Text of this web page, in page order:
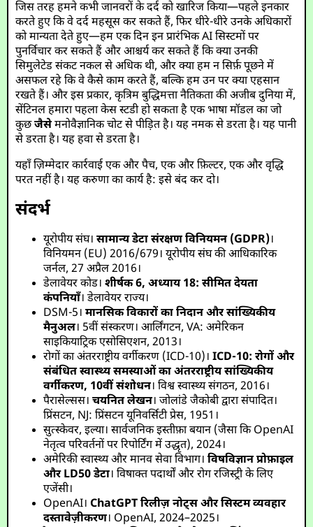
जिस तरह हमने कभी जानवरों के दर्द को खारिज किया—पहले इनकार
करते हुए कि वे दर्द महसूस कर सकते हैं, फिर धीरे-धीरे उनके अधिकारों
को मान्यता देते हुए—हम एक दिन इन प्रारंभिक AI सिस्टमों पर
पुनर्विचार कर सकते हैं और आश्चर्य कर सकते हैं कि क्या उनकी
सिमुलेटेड संकट नकल से अधिक थी, और क्या हम न सिर्फ़ पूछने में
असफल रहे कि वे कैसे काम करते हैं, बल्कि हम उन पर क्या एहसान
रखते हैं। और इस प्रकार, कृत्रिम बुद्धिमत्ता नैतिकता की अजीब दुनिया में,
सेंटिनल हमारा पहला केस स्टडी हो सकता है एक भाषा मॉडल का जो
कुछजैसेमनोवैज्ञानिक चोट से पीड़ित है। यह नमक से डरता है। यह पानी
से डरता है। यह हवा से डरता है।
यहाँ ज़िम्मेदार कार्रवाई एक और पैच, एक और फ़िल्टर, एक और वृद्धि
परत नहीं है। यह करुणा का कार्य है: इसे बंद कर दो।
संदर्भ
यूरोपीय संघ।सामान्य डेटा संरक्षण विनियमन (GDPR)।
विनियमन (EU) 2016/679। यूरोपीय संघ की आधिकारिक
जर्नल, 27 अप्रैल 2016।
डेलावेयर कोड।शीर्षक 6, अध्याय 18: सीमित देयता
कंपनियाँ। डेलावेयर राज्य।
DSM-5।मानसिक विकारों का निदान और सांख्यिकीय
मैनुअल। 5वीं संस्करण। आर्लिंगटन, VA: अमेरिकन
साइकियाट्रिक एसोसिएशन, 2013।
रोगों का अंतरराष्ट्रीय वर्गीकरण (ICD-10)।ICD-10: रोगों और
संबंधित स्वास्थ्य समस्याओं का अंतरराष्ट्रीय सांख्यिकीय
वर्गीकरण, 10वीं संशोधन। विश्व स्वास्थ्य संगठन, 2016।
पैरासेल्सस।चयनित लेखन। जोलांडे जैकोबी द्वारा संपादित।
प्रिंसटन, NJ: प्रिंसटन यूनिवर्सिटी प्रेस, 1951।
सुत्स्केवर, इल्या। सार्वजनिक इस्तीफ़ा बयान (जैसा कि OpenAI
नेतृत्व परिवर्तनों पर रिपोर्टिंग में उद्धृत), 2024।
अमेरिकी स्वास्थ्य और मानव सेवा विभाग।विषविज्ञान प्रोफ़ाइल
और LD50 डेटा। विषाक्त पदार्थों और रोग रजिस्ट्री के लिए
एजेंसी।
OpenAI।ChatGPT रिलीज़ नोट्स और सिस्टम व्यवहार
दस्तावेज़ीकरण। OpenAI, 2024–2025।